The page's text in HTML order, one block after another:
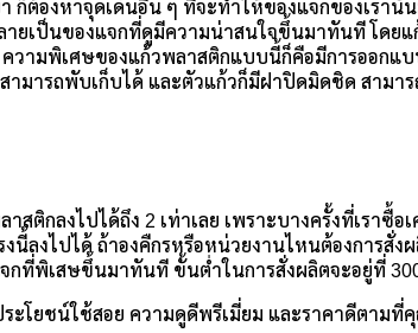
ก็ต้องหาจุดเด่นอื่น ๆ ที่จะทำให้ของแจกของเรา
ยเป็นของแจกที่ดูมีความน่าสนใจขึ้นมาทันที โด
วามพิเศษของแก้วพลาสติกแบบนี้ก็คือมีการออก
มารถพับเก็บได้ และตัวแก้วก็มีฝาปิดมิดชิด สามา
ติกลงไปได้ถึง 2 เท่าเลย เพราะบางครั้งที่เราซื้
ลงไปได้ ถ้าองคืกรหรือหน่วยงานไหนต้องการสั่
ที่พิเสษขึ้นมาทันที ขั้นต่ำในการสั่งผลิตจะอยู่ที่
ะโยชน์ใช้สอย ความดูดีพรีเมี่ยม และราคาดีตาม